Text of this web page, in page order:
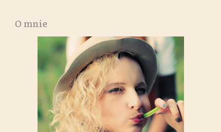
O mnie